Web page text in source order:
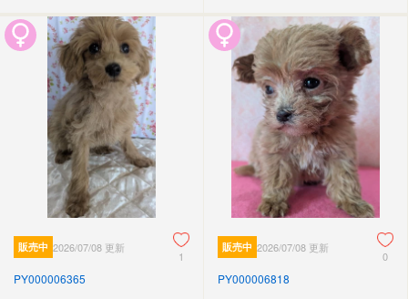
販売中 2026/07/08 更新
1
PY000006365
販売中 2026/07/08 更新
0
PY000006818